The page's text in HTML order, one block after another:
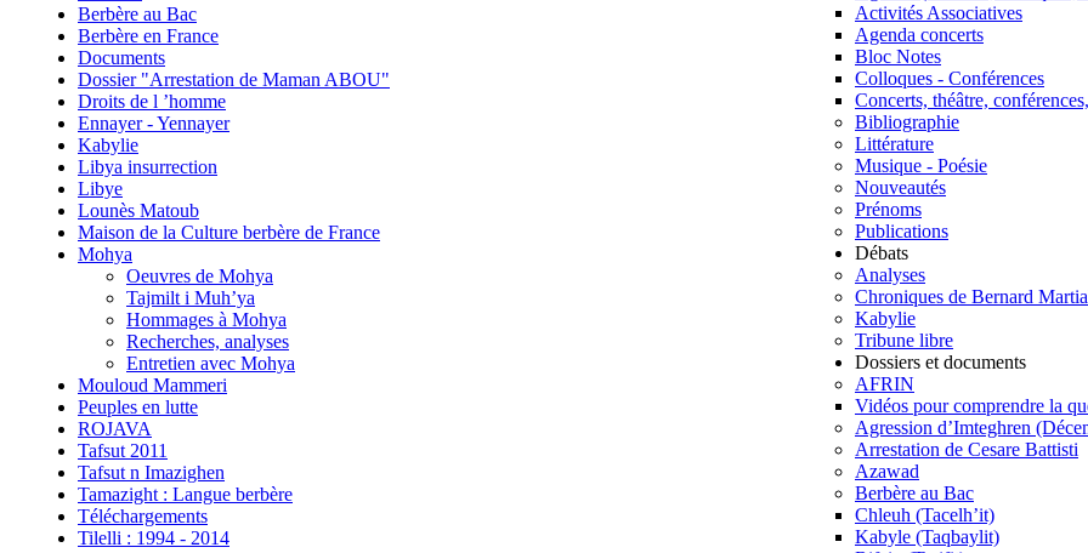
Berbère au Bac
Berbère en France
Documents
Dossier "Arrestation de Maman ABOU"
Droits de l ’homme
Ennayer - Yennayer
Kabylie
Libya insurrection
Libye
Lounès Matoub
Maison de la Culture berbère de France
Mohya
Oeuvres de Mohya
Tajmilt i Muh’ya
Hommages à Mohya
Recherches, analyses
Entretien avec Mohya
Mouloud Mammeri
Peuples en lutte
ROJAVA
Tafsut 2011
Tafsut n Imazighen
Tamazight : Langue berbère
Téléchargements
Tilelli : 1994 - 2014
Activités Associatives
Agenda concerts
Bloc Notes
Colloques - Conférences
Concerts, théâtre,
Bibliographie
Littérature
Musique - Poésie
Nouveautés
Prénoms
Publications
Débats
Analyses
Chroniques de Bernard
Kabylie
Tribune libre
Dossiers et documents
AFRIN
Vidéos pour comprendre la
Agression d’Imteghren
Arrestation de Cesare Battisti
Azawad
Berbère au Bac
Chleuh (Tacelh’it)
Kabyle (Taqbaylit)